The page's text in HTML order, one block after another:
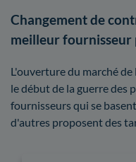
Changement de
meilleur fournisseur
L'ouverture du marché
le début de la guerre des
fournisseurs qui se
d'autres proposent des